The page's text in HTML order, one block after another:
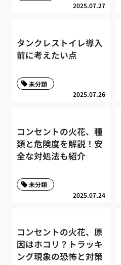
2025.07.27
タンクレストイレ導入
前に考えたい点
2025.07.26
未分類
コンセントの火花、種
類と危険度を解説！安
全な対処法も紹介
2025.07.24
未分類
コンセントの火花、原
因はホコリ？トラッキ
ング現象の恐怖と対策